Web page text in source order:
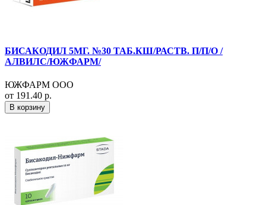
БИСАКОДИЛ 5МГ. №30 ТАБ.КШ/РАСТВ. П/П/О /
АЛВИЛС/ЮЖФАРМ/
ЮЖФАРМ ООО
от 191.40 р.
В корзину